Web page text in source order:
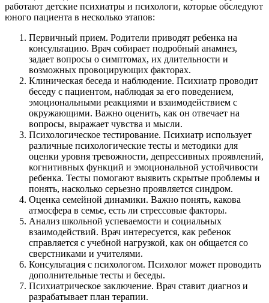
работают детские психиатры и психологи, которые обследуют
юного пациента в несколько этапов:
Первичный прием. Родители приводят ребенка на
консультацию. Врач собирает подробный анамнез,
задает вопросы о симптомах, их длительности и
возможных провоцирующих факторах.
Клиническая беседа и наблюдение. Психиатр проводит
беседу с пациентом, наблюдая за его поведением,
эмоциональными реакциями и взаимодействием с
окружающими. Важно оценить, как он отвечает на
вопросы, выражает чувства и мысли.
Психологическое тестирование. Психиатр использует
различные психологические тесты и методики для
оценки уровня тревожности, депрессивных проявлений,
когнитивных функций и эмоциональной устойчивости
ребенка. Тесты помогают выявить скрытые проблемы и
понять, насколько серьезно проявляется синдром.
Оценка семейной динамики. Важно понять, какова
атмосфера в семье, есть ли стрессовые факторы.
Анализ школьной успеваемости и социальных
взаимодействий. Врач интересуется, как ребенок
справляется с учебной нагрузкой, как он общается со
сверстниками и учителями.
Консультация с психологом. Психолог может проводить
дополнительные тесты и беседы.
Психиатрическое заключение. Врач ставит диагноз и
разрабатывает план терапии.